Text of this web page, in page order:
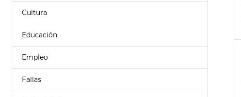
Cultura
Educación
Empleo
Fallas